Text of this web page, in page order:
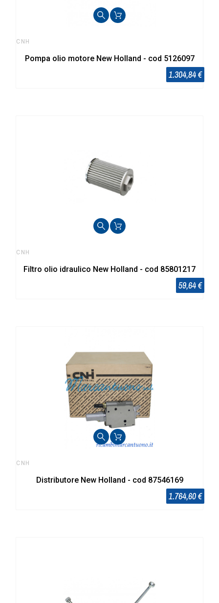
CNH
Pompa olio motore New Holland - cod 5126097
1.304,84 €
CNH
Filtro olio idraulico New Holland - cod 85801217
59,64 €
CNH
Distributore New Holland - cod 87546169
1.764,60 €